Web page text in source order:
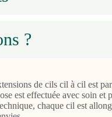
?
de cils cil à cil est
est effectuée avec soin et
chaque cil est